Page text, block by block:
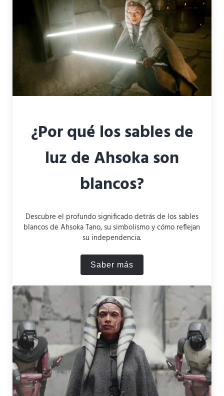
¿Por qué los sables de
luz de Ahsoka son
blancos?
Descubre el profundo significado detrás de los sables
blancos de Ahsoka Tano, su simbolismo y cómo reflejan
su independencia.
Saber más¿Por qué los sables de luz